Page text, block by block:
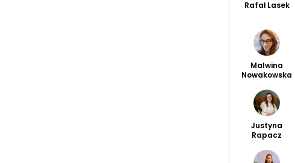
Rafał Lasek
Malwina
Nowakowska
Justyna
Rapacz